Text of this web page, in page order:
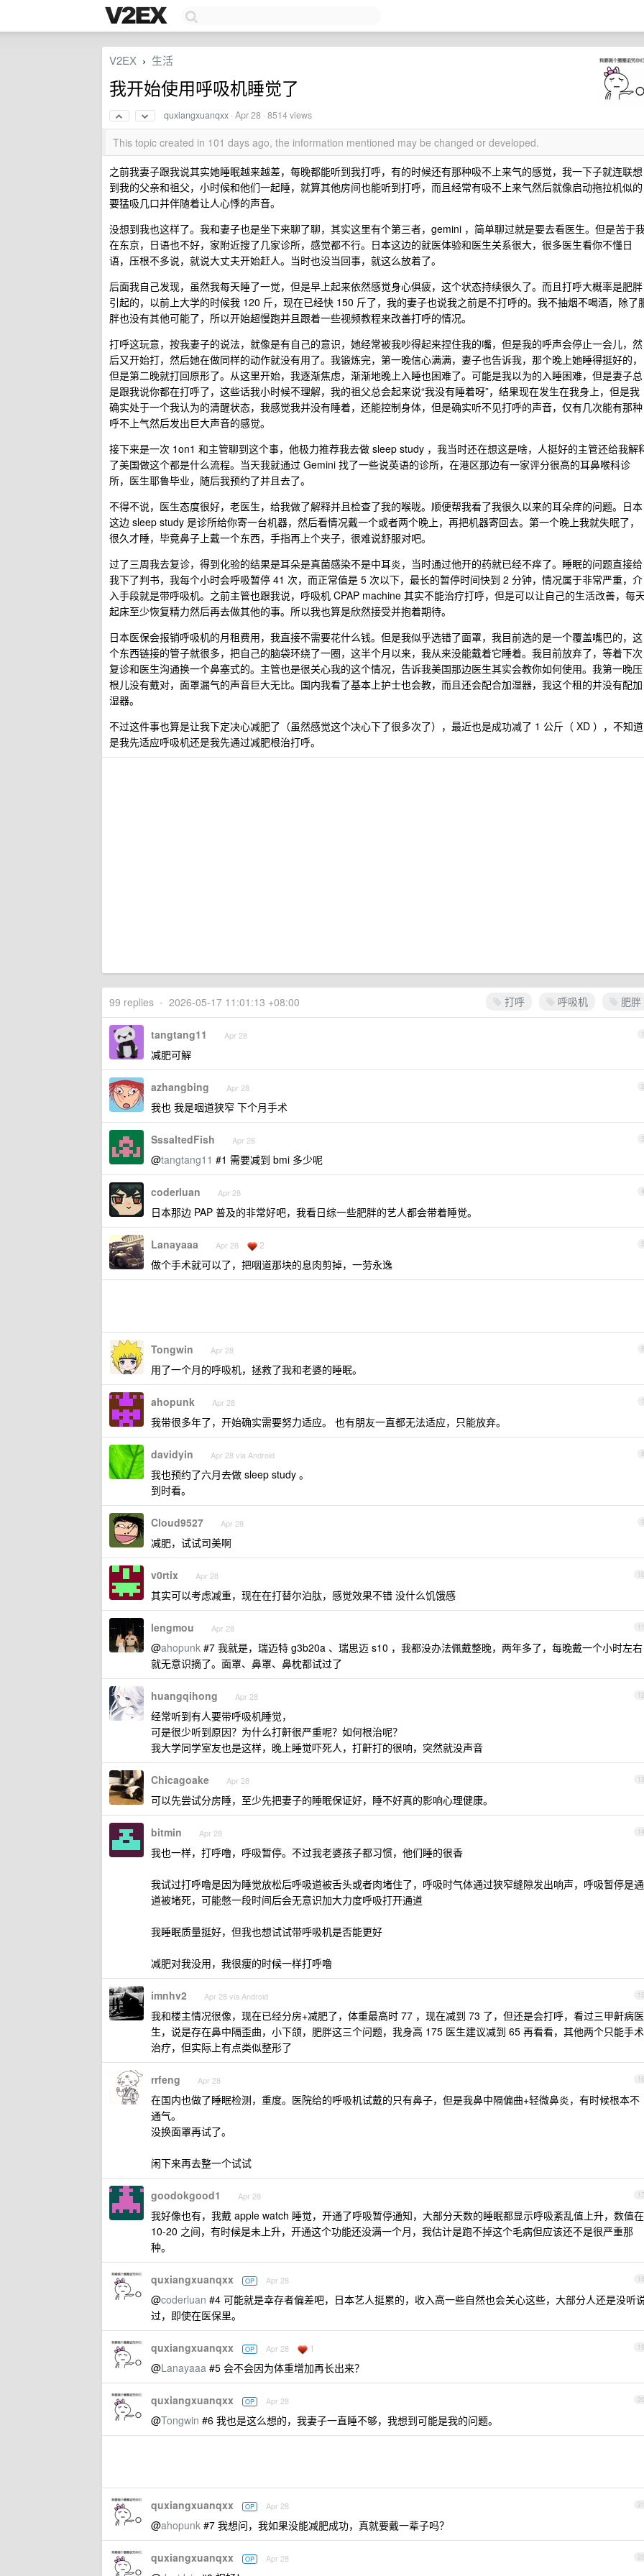
V2EX › 生活
我开始使用呼吸机睡觉了
quxiangxuanqxx ·Apr 28 · 8514 views
This topic created in 101 days ago, the information mentioned may be changed or developed.
之前我妻子跟我说其实她睡眠越来越差，每晚都能听到我打呼，有的时候还有那种吸不上来气的感觉，我一下子就连联想
到我的父亲和祖父，小时候和他们一起睡，就算其他房间也能听到打呼，而且经常有吸不上来气然后就像启动拖拉机似的
要猛吸几口并伴随着让人心悸的声音。
没想到我也这样了。我和妻子也是坐下来聊了聊，其实这里有个第三者，gemini ，简单聊过就是要去看医生。但是苦于
在东京，日语也不好，家附近搜了几家诊所，感觉都不行。日本这边的就医体验和医生关系很大，很多医生看你不懂日
语，压根不多说，就说大丈夫开始赶人。当时也没当回事，就这么放着了。
后面我自己发现，虽然我每天睡了一觉，但是早上起来依然感觉身心俱疲，这个状态持续很久了。而且打呼大概率是肥胖
引起的，以前上大学的时候我 120 斤，现在已经快 150 斤了，我的妻子也说我之前是不打呼的。我不抽烟不喝酒，除了
胖也没有其他可能了，所以开始超慢跑并且跟着一些视频教程来改善打呼的情况。
打呼这玩意，按我妻子的说法，就像是有自己的意识，她经常被我吵得起来捏住我的嘴，但是我的呼声会停止一会儿，然
后又开始打，然后她在做同样的动作就没有用了。我锻炼完，第一晚信心满满，妻子也告诉我，那个晚上她睡得挺好的，
但是第二晚就打回原形了。从这里开始，我逐渐焦虑，渐渐地晚上入睡也困难了。可能是我以为的入睡困难，但是妻子总
是跟我说你都在打呼了，这些话我小时候不理解，我的祖父总会起来说“我没有睡着呀”，结果现在发生在我身上，但是我
确实处于一个我认为的清醒状态，我感觉我并没有睡着，还能控制身体，但是确实听不见打呼的声音，仅有几次能有那种
呼不上气然后发出巨大声音的感觉。
接下来是一次 1on1 和主管聊到这个事，他极力推荐我去做 sleep study ，我当时还在想这是啥，人挺好的主管还给我解
了美国做这个都是什么流程。当天我就通过 Gemini 找了一些说英语的诊所，在港区那边有一家评分很高的耳鼻喉科诊
所，医生耶鲁毕业，随后我预约了并且去了。
不得不说，医生态度很好，老医生，给我做了解释并且检查了我的喉咙。顺便帮我看了我很久以来的耳朵痒的问题。日本
这边 sleep study 是诊所给你寄一台机器，然后看情况戴一个或者两个晚上，再把机器寄回去。第一个晚上我就失眠了，
很久才睡，毕竟鼻子上戴一个东西，手指再上个夹子，很难说舒服对吧。
过了三周我去复诊，得到化验的结果是耳朵是真菌感染不是中耳炎，当时通过他开的药就已经不痒了。睡眠的问题直接给
我下了判书，我每个小时会呼吸暂停 41 次，而正常值是 5 次以下，最长的暂停时间快到 2 分钟，情况属于非常严重，介
入手段就是带呼吸机。之前主管也跟我说，呼吸机 CPAP machine 其实不能治疗打呼，但是可以让自己的生活改善，每
起床至少恢复精力然后再去做其他的事。所以我也算是欣然接受并抱着期待。
日本医保会报销呼吸机的月租费用，我直接不需要花什么钱。但是我似乎选错了面罩，我目前选的是一个覆盖嘴巴的，这
个东西链接的管子就很多，把自己的脑袋环绕了一圈，这半个月以来，我从来没能戴着它睡着。我目前放弃了，等着下次
复诊和医生沟通换一个鼻塞式的。主管也是很关心我的这个情况，告诉我美国那边医生其实会教你如何使用。我第一晚压
根儿没有戴对，面罩漏气的声音巨大无比。国内我看了基本上护士也会教，而且还会配合加湿器，我这个租的并没有配加
湿器。
不过这件事也算是让我下定决心减肥了（虽然感觉这个决心下了很多次了），最近也是成功减了 1 公斤（ XD ），不知道
是我先适应呼吸机还是我先通过减肥根治打呼。
打呼 呼吸机 肥胖
99 replies • 2026-05-17 11:01:13 +08:00
1
tangtang11 Apr 28
减肥可解
2
azhangbing Apr 28
我也 我是咽道狭窄 下个月手术
3
SssaltedFish Apr 28
@tangtang11 #1 需要减到 bmi 多少呢
4
coderluan Apr 28
日本那边 PAP 普及的非常好吧，我看日综一些肥胖的艺人都会带着睡觉。
5
Lanayaaa Apr 28 2
做个手术就可以了，把咽道那块的息肉剪掉，一劳永逸
6
Tongwin Apr 28
用了一个月的呼吸机，拯救了我和老婆的睡眠。
7
ahopunk Apr 28
我带很多年了，开始确实需要努力适应。 也有朋友一直都无法适应，只能放弃。
8
davidyin Apr 28 via Android
我也预约了六月去做 sleep study 。
到时看。
9
Cloud9527 Apr 28
减肥，试试司美啊
10
v0rtix Apr 28
其实可以考虑减重，现在在打替尔泊肽，感觉效果不错 没什么饥饿感
11
lengmou Apr 28
@ahopunk #7 我就是，瑞迈特 g3b20a 、瑞思迈 s10 ，我都没办法佩戴整晚，两年多了，每晚戴一个小时左右
就无意识摘了。面罩、鼻罩、鼻枕都试过了
12
huangqihong Apr 28
经常听到有人要带呼吸机睡觉，
可是很少听到原因？为什么打鼾很严重呢？如何根治呢？
我大学同学室友也是这样，晚上睡觉吓死人，打鼾打的很响，突然就没声音
13
Chicagoake Apr 28
可以先尝试分房睡，至少先把妻子的睡眠保证好，睡不好真的影响心理健康。
14
bitmin Apr 28
我也一样，打呼噜，呼吸暂停。不过我老婆孩子都习惯，他们睡的很香
我试过打呼噜是因为睡觉放松后呼吸道被舌头或者肉堵住了，呼吸时气体通过狭窄缝隙发出响声，呼吸暂停是通
道被堵死，可能憋一段时间后会无意识加大力度呼吸打开通道
我睡眠质量挺好，但我也想试试带呼吸机是否能更好
减肥对我没用，我很瘦的时候一样打呼噜
15
imnhv2 Apr 28 via Android
我和楼主情况很像，现在已经分房+减肥了，体重最高时 77 ，现在减到 73 了，但还是会打呼，看过三甲鼾病医
生，说是存在鼻中隔歪曲，小下颌，肥胖这三个问题，我身高 175 医生建议减到 65 再看看，其他两个只能手术
治疗，但实际上有点类似整形了
16
rrfeng Apr 28
在国内也做了睡眠检测，重度。医院给的呼吸机试戴的只有鼻子，但是我鼻中隔偏曲+轻微鼻炎，有时候根本不
通气。
没换面罩再试了。
闲下来再去整一个试试
17
goodokgood1 Apr 28
我好像也有，我戴 apple watch 睡觉，开通了呼吸暂停通知，大部分天数的睡眠都显示呼吸紊乱值上升，数值在
10-20 之间，有时候是未上升，开通这个功能还没满一个月，我估计是跑不掉这个毛病但应该还不是很严重那
种。
18
quxiangxuanqxx OP Apr 28
@coderluan #4 可能就是幸存者偏差吧，日本艺人挺累的，收入高一些自然也会关心这些，大部分人还是没听
过，即使在医保里。
19
quxiangxuanqxx OP Apr 28 1
@Lanayaaa #5 会不会因为体重增加再长出来？
20
quxiangxuanqxx OP Apr 28
@Tongwin #6 我也是这么想的，我妻子一直睡不够，我想到可能是我的问题。
21
quxiangxuanqxx OP Apr 28
@ahopunk #7 我想问，我如果没能减肥成功，真就要戴一辈子吗？
22
quxiangxuanqxx OP Apr 28